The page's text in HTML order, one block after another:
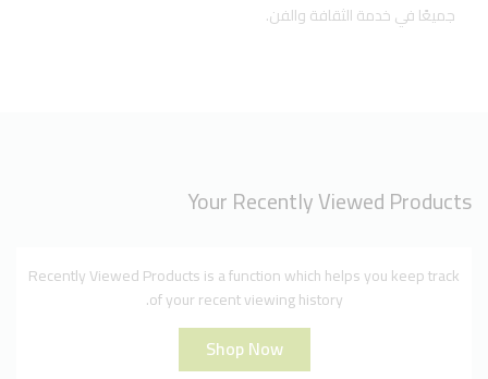
جميعًا في خدمة الثقافة والفن.
Your Recently Viewed Products
Recently Viewed Products is a function which helps you keep track
of your recent viewing history.
Shop Now